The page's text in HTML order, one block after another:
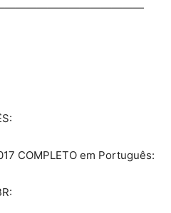
COMPLETO em Português: